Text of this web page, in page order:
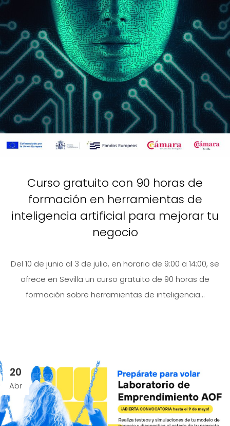
Curso gratuito con 90 horas de
formación en herramientas de
inteligencia artificial para mejorar tu
negocio
Del 10 de junio al 3 de julio, en horario de 9:00 a 14:00, se
ofrece en Sevilla un curso gratuito de 90 horas de
formación sobre herramientas de inteligencia...
20
Abr